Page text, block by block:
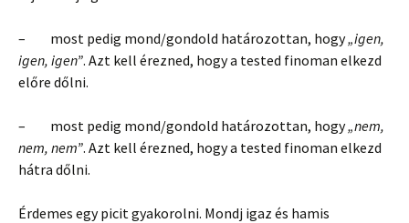
– most pedig mond/gondold határozottan, hogy„igen,
igen, igen”. Azt kell érezned, hogy a tested finoman elkezd
előre dőlni.
– most pedig mond/gondold határozottan, hogy„nem,
nem, nem”. Azt kell érezned, hogy a tested finoman elkezd
hátra dőlni.
Érdemes egy picit gyakorolni. Mondj igaz és hamis